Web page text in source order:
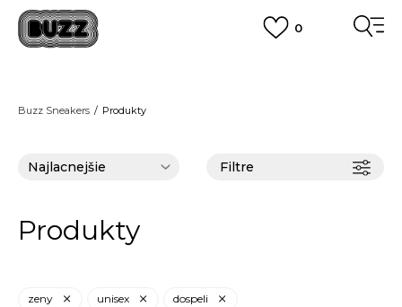
0
pri objednaní nad 100 €
Buzz Sneakers Produkty
Filtre
Produkty
zeny unisex dospeli